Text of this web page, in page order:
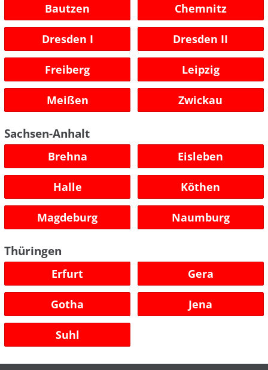
Bautzen Chemnitz
Dresden I Dresden II
Freiberg Leipzig
Meißen Zwickau
Sachsen-Anhalt
Brehna Eisleben
Halle Köthen
Magdeburg Naumburg
Thüringen
Erfurt Gera
Gotha Jena
Suhl